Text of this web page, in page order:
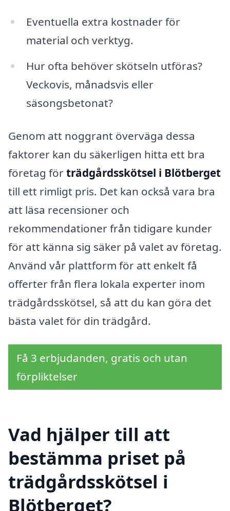
Eventuella extra kostnader för
material och verktyg.
Hur ofta behöver skötseln utföras?
Veckovis, månadsvis eller
säsongsbetonat?
Genom att noggrant överväga dessa
faktorer kan du säkerligen hitta ett bra
företag förträdgårdsskötsel i Blötberget
till ett rimligt pris. Det kan också vara bra
att läsa recensioner och
rekommendationer från tidigare kunder
för att känna sig säker på valet av företag.
Använd vår plattform för att enkelt få
offerter från flera lokala experter inom
trädgårdsskötsel, så att du kan göra det
bästa valet för din trädgård.
Få 3 erbjudanden, gratis och utan
förpliktelser
Vad hjälper till att
bestämma priset på
trädgårdsskötsel i
Blötberget?